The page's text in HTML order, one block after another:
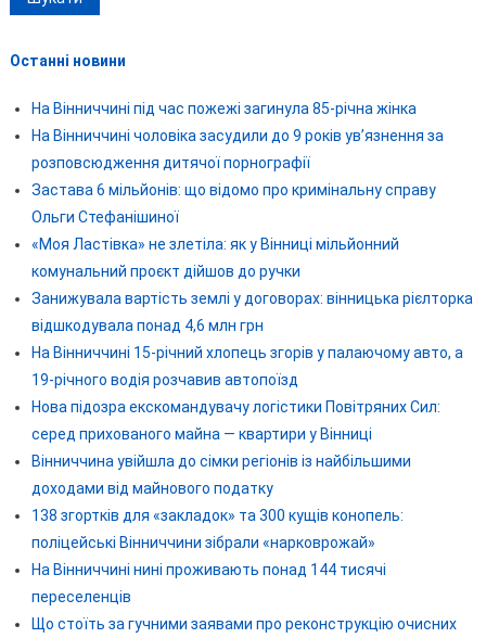
Останні новини
На Вінниччині під час пожежі загинула 85-річна жінка
На Вінниччині чоловіка засудили до 9 років ув’язнення за
розповсюдження дитячої порнографії
Застава 6 мільйонів: що відомо про кримінальну справу
Ольги Стефанішиної
«Моя Ластівка» не злетіла: як у Вінниці мільйонний
комунальний проєкт дійшов до ручки
Занижувала вартість землі у договорах: вінницька рієлторка
відшкодувала понад 4,6 млн грн
На Вінниччині 15-річний хлопець згорів у палаючому авто, а
19-річного водія розчавив автопоїзд
Нова підозра екскомандувачу логістики Повітряних Сил:
серед прихованого майна — квартири у Вінниці
Вінниччина увійшла до сімки регіонів із найбільшими
доходами від майнового податку
138 згортків для «закладок» та 300 кущів конопель:
поліцейські Вінниччини зібрали «нарковрожай»
На Вінниччині нині проживають понад 144 тисячі
переселенців
Що стоїть за гучними заявами про реконструкцію очисних